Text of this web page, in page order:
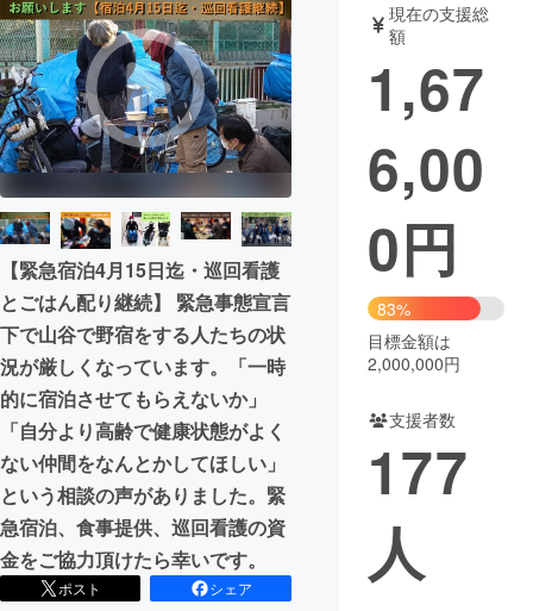
テクノロジー・ガジェット
映像・映画 書籍・雑誌
ビジネス・起業 チャレンジ
まちづくり・地域活性化
CAMPFIRE for Social Good CAMPFIRE Creation
CAMPFIREふるさと納税machi-ya コミュニティ
【緊急宿泊4月15日迄・巡回看護
とごはん配り継続】 緊急事態宣言
下で山谷で野宿をする人たちの状
況が厳しくなっています。「一時
的に宿泊させてもらえないか」
「自分より高齢で健康状態がよく
ない仲間をなんとかしてほしい」
という相談の声がありました。緊
急宿泊、食事提供、巡回看護の資
金をご協力頂けたら幸いです。
ポスト
シェア
現在の支援総
額
1,67
6,00
0円
83%
目標金額は
2,000,000円
支援者数
177
人